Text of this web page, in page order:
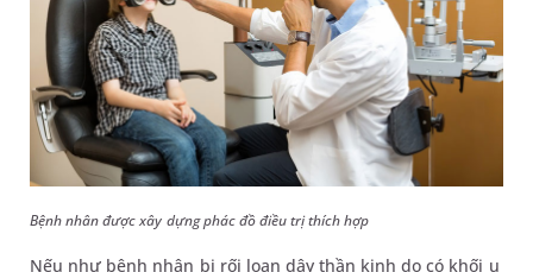
Bệnh nhân được xây dựng phác đồ điều trị thích hợp
Nếu như bệnh nhân bị rối loạn dây thần kinh do có khối u